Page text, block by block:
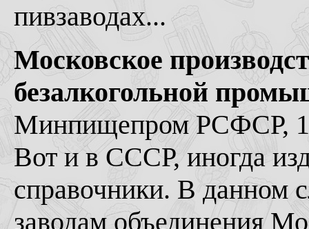
пивзаводах...
Московское
безалкогольной
Минпищепром РСФСР,
Вот и в СССР, иногда
справочники. В данном
заводам объединения